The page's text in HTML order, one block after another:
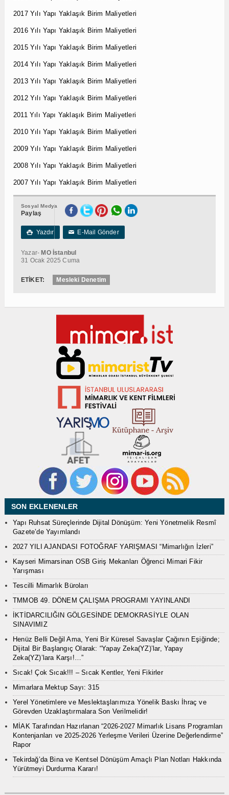
2017 Yılı Yapı Yaklaşık Birim Maliyetleri
2016 Yılı Yapı Yaklaşık Birim Maliyetleri
2015 Yılı Yapı Yaklaşık Birim Maliyetleri
2014 Yılı Yapı Yaklaşık Birim Maliyetleri
2013 Yılı Yapı Yaklaşık Birim Maliyetleri
2012 Yılı Yapı Yaklaşık Birim Maliyetleri
2011 Yılı Yapı Yaklaşık Birim Maliyetleri
2010 Yılı Yapı Yaklaşık Birim Maliyetleri
2009 Yılı Yapı Yaklaşık Birim Maliyetleri
2008 Yılı Yapı Yaklaşık Birim Maliyetleri
2007 Yılı Yapı Yaklaşık Birim Maliyetleri
Sosyal Medya
Paylaş
 Yazdır ✉E-Mail Gönder
Yazar- MO İstanbul
31 Ocak 2025 Cuma
ETİKET: Mesleki Denetim
SON EKLENENLER
Yapı Ruhsat Süreçlerinde Dijital Dönüşüm: Yeni Yönetmelik Resmî
Gazete’de Yayımlandı
2027 YILI AJANDASI FOTOĞRAF YARIŞMASI “Mimarlığın İzleri”
Kayseri Mimarsinan OSB Giriş Mekanları Öğrenci Mimari Fikir
Yarışması
Tescilli Mimarlık Büroları
TMMOB 49. DÖNEM ÇALIŞMA PROGRAMI YAYINLANDI
İKTİDARCILIĞIN GÖLGESİNDE DEMOKRASİYLE OLAN
SINAVIMIZ
Henüz Belli Değil Ama, Yeni Bir Küresel Savaşlar Çağının Eşiğinde;
Dijital Bir Başlangıç Olarak: “Yapay Zeka(YZ)’lar, Yapay
Zeka(YZ)’lara Karşı!…”
Sıcak! Çok Sıcak!!! – Sıcak Kentler, Yeni Fikirler
Mimarlara Mektup Sayı: 315
Yerel Yönetimlere ve Meslektaşlarımıza Yönelik Baskı İhraç ve
Görevden Uzaklaştırmalara Son Verilmelidir!
MİAK Tarafından Hazırlanan “2026-2027 Mimarlık Lisans Programları
Kontenjanları ve 2025-2026 Yerleşme Verileri Üzerine Değerlendirme”
Rapor
Tekirdağ’da Bina ve Kentsel Dönüşüm Amaçlı Plan Notları Hakkında
Yürütmeyi Durdurma Kararı!